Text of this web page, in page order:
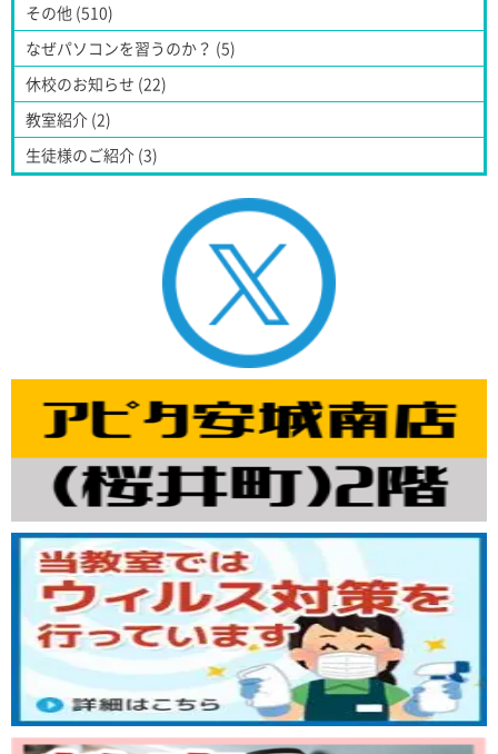
その他 (510)
なぜパソコンを習うのか？ (5)
休校のお知らせ (22)
教室紹介 (2)
生徒様のご紹介 (3)